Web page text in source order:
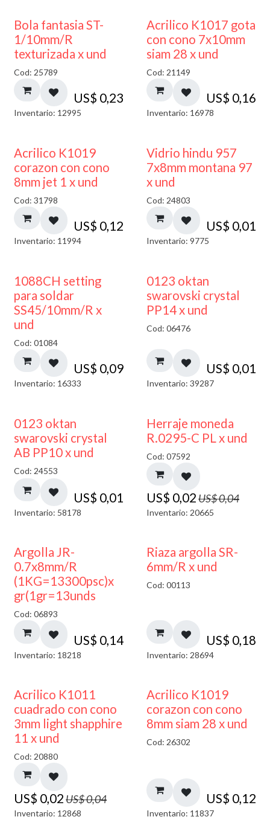
Bola fantasia ST-
1/10mm/R
texturizada x und
Cod: 25789
US$ 0,23
Inventario: 12995
Acrilico K1017 gota
con cono 7x10mm
siam 28 x und
Cod: 21149
US$ 0,16
Inventario: 16978
Acrilico K1019
corazon con cono
8mm jet 1 x und
Cod: 31798
US$ 0,12
Inventario: 11994
40% DESCUENTO
Vidrio hindu 957
7x8mm montana 97
x und
Cod: 24803
US$ 0,01
Inventario: 9775
1088CH setting
para soldar
SS45/10mm/R x
und
Cod: 01084
US$ 0,09
Inventario: 16333
0123 oktan
swarovski crystal
PP14 x und
Cod: 06476
US$ 0,01
Inventario: 39287
0123 oktan
swarovski crystal
AB PP10 x und
Cod: 24553
US$ 0,01
Inventario: 58178
50% DESCUENTO
Herraje moneda
R.0295-C PL x und
Cod: 07592
US$ 0,02US$0,04
Inventario: 20665
Argolla JR-
0.7x8mm/R
(1KG=13300psc)x
gr(1gr=13unds
Cod: 06893
US$ 0,14
Inventario: 18218
Riaza argolla SR-
6mm/R x und
Cod: 00113
US$ 0,18
Inventario: 28694
50% DESCUENTO
Acrilico K1011
cuadrado con cono
3mm light shapphire
11 x und
Cod: 20880
US$ 0,02US$0,04
Inventario: 12868
Acrilico K1019
corazon con cono
8mm siam 28 x und
Cod: 26302
US$ 0,12
Inventario: 11837